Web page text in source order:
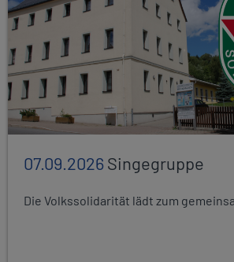
07.09.2026Singegruppe
Die Volkssolidarität lädt zum